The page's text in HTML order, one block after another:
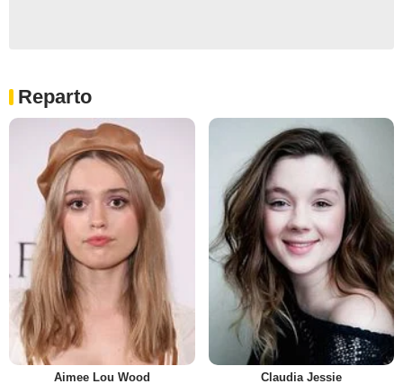
Reparto
Aimee Lou Wood Claudia Jessie